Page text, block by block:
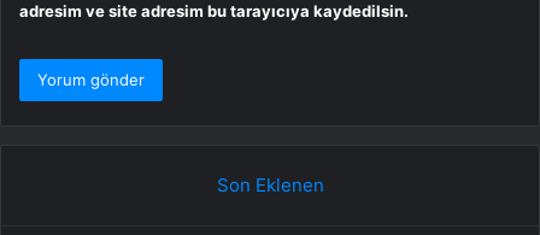
adresim ve site adresim bu tarayıcıya kaydedilsin.
Son Eklenen